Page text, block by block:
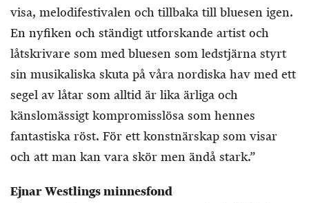
visa, melodifestivalen och tillbaka till bluesen igen.
En nyfiken och ständigt utforskande artist och
låtskrivare som med bluesen som ledstjärna styrt
sin musikaliska skuta på våra nordiska hav med ett
segel av låtar som alltid är lika ärliga och
känslomässigt kompromisslösa som hennes
fantastiska röst. För ett konstnärskap som visar
och att man kan vara skör men ändå stark.”
Ejnar Westlings minnesfond